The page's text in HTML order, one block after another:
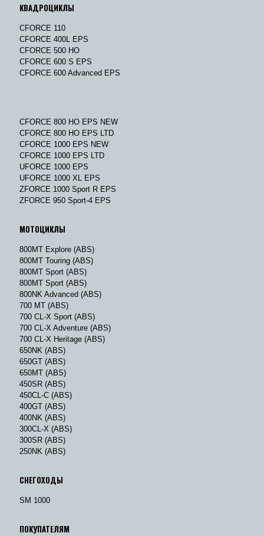
КВАДРОЦИКЛЫ
CFORCE 110
CFORCE 400L EPS
CFORCE 500 HO
CFORCE 600 S EPS
CFORCE 600 Advanced EPS
CFORCE 800 HO EPS NEW
CFORCE 800 HO EPS LTD
CFORCE 1000 EPS NEW
CFORCE 1000 EPS LTD
UFORCE 1000 EPS
UFORCE 1000 XL EPS
ZFORCE 1000 Sport R EPS
ZFORCE 950 Sport-4 EPS
МОТОЦИКЛЫ
800MT Explore (ABS)
800MT Touring (ABS)
800MT Sport (ABS)
800MT Sport (ABS)
800NK Advanced (ABS)
700 MT (ABS)
700 CL-X Sport (ABS)
700 CL-X Adventure (ABS)
700 CL-X Heritage (ABS)
650NK (ABS)
650GT (ABS)
650MT (ABS)
450SR (ABS)
450CL-C (ABS)
400GT (ABS)
400NK (ABS)
300CL-X (ABS)
300SR (ABS)
250NK (ABS)
СНЕГОХОДЫ
SM 1000
ПОКУПАТЕЛЯМ